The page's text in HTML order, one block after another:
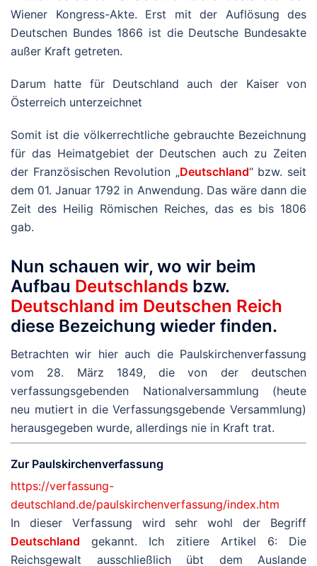
Wiener Kongress-Akte. Erst mit der Auflösung des
Deutschen Bundes 1866 ist die Deutsche Bundesakte
außer Kraft getreten.
Darum hatte für Deutschland auch der Kaiser von
Österreich unterzeichnet
Somit ist die völkerrechtliche gebrauchte Bezeichnung
für das Heimatgebiet der Deutschen auch zu Zeiten
der Französischen Revolution „Deutschland“ bzw. seit
dem 01. Januar 1792 in Anwendung. Das wäre dann die
Zeit des Heilig Römischen Reiches, das es bis 1806
gab.
Nun schauen wir, wo wir beim
Aufbau Deutschlands bzw.
Deutschland im Deutschen Reich
diese Bezeichung wieder finden.
Betrachten wir hier auch die Paulskirchenverfassung
vom 28. März 1849, die von der deutschen
verfassungsgebenden Nationalversammlung (heute
neu mutiert in die Verfassungsgebende Versammlung)
herausgegeben wurde, allerdings nie in Kraft trat.
Zur Paulskirchenverfassung
https://verfassung-
deutschland.de/paulskirchenverfassung/index.htm
In dieser Verfassung wird sehr wohl der Begriff
Deutschland gekannt. Ich zitiere Artikel 6: Die
Reichsgewalt ausschließlich übt dem Auslande